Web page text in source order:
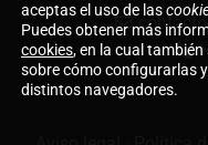
aceptas el uso de las
Puedes obtener más
cookies, en la cual
sobre cómo configurarlas
distintos navegadores.